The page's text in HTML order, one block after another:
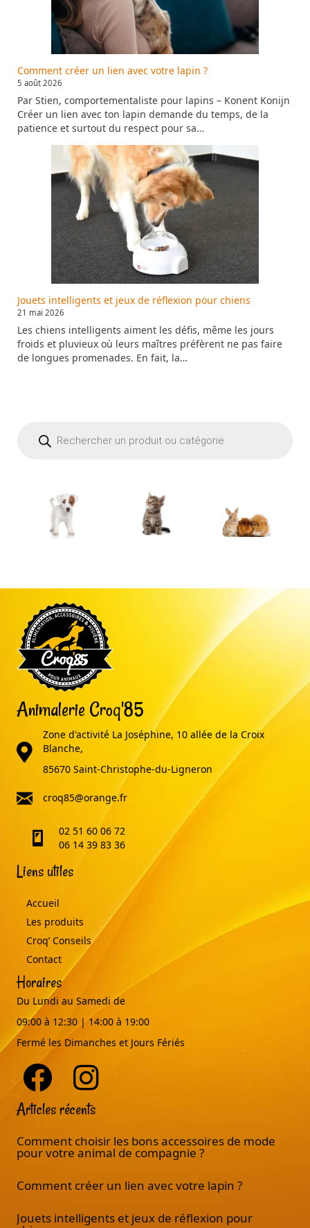
Comment créer un lien avec votre lapin ?
5 août 2026
Par Stien, comportementaliste pour lapins – Konent Konijn
Créer un lien avec ton lapin demande du temps, de la
patience et surtout du respect pour sa…
Jouets intelligents et jeux de réflexion pour chiens
21 mai 2026
Les chiens intelligents aiment les défis, même les jours
froids et pluvieux où leurs maîtres préfèrent ne pas faire
de longues promenades. En fait, la…
produits
Animalerie Croq'85
adresse
Zone d'activité La Joséphine, 10 allée de la Croix
Blanche,
85670 Saint-Christophe-du-Ligneron
email
croq85@orange.fr
telephone02 51 60 06 72
06 14 39 83 36
Liens utiles
Accueil
Les produits
Croq’ Conseils
Contact
Horaires
Du Lundi au Samedi de
09:00 à 12:30 | 14:00 à 19:00
Fermé les Dimanches et Jours Fériés
Articles récents
Comment choisir les bons accessoires de mode
pour votre animal de compagnie ?
Comment créer un lien avec votre lapin ?
Jouets intelligents et jeux de réflexion pour